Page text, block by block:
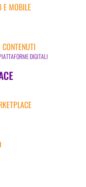
E MOBILE
DIGITALI